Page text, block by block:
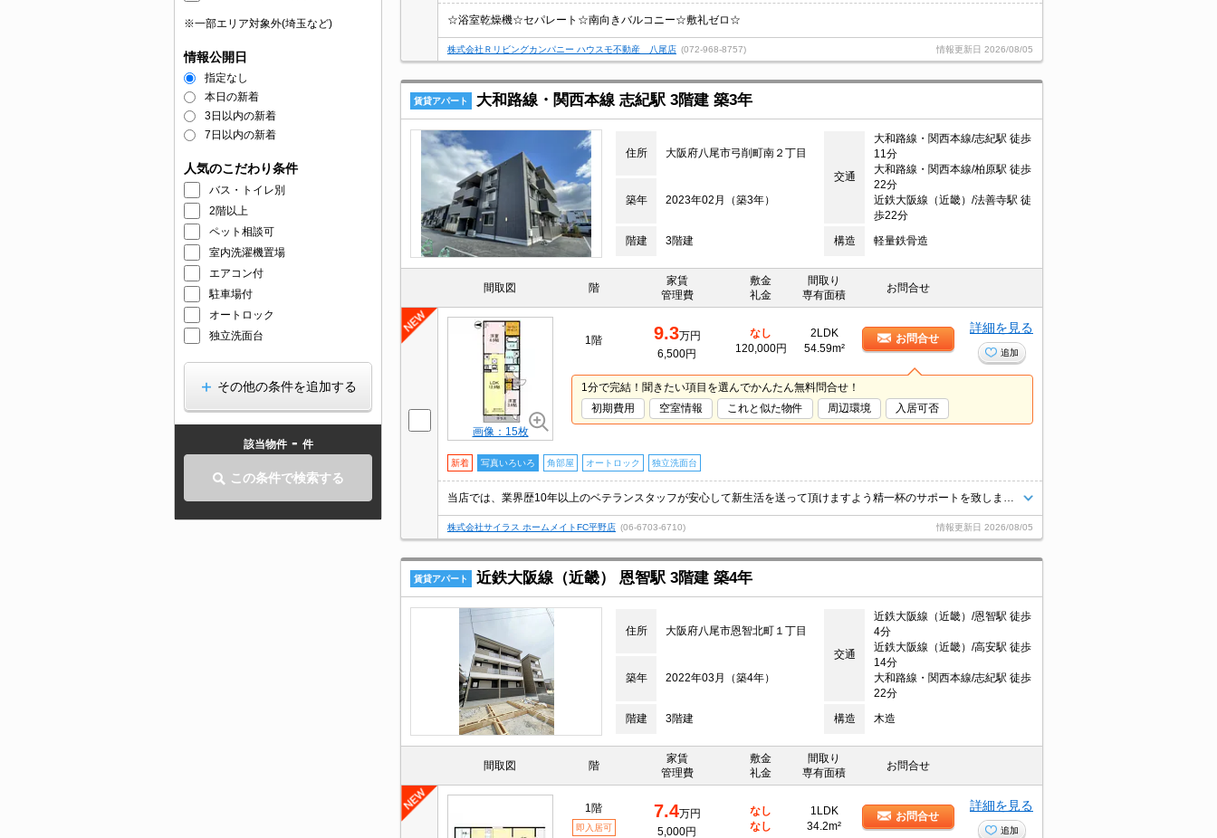
※一部エリア対象外(埼玉など)
情報公開日
指定なし
本日の新着
3日以内の新着
7日以内の新着
人気のこだわり条件
バス・トイレ別
2階以上
ペット相談可
室内洗濯機置場
エアコン付
駐車場付
オートロック
独立洗面台
その他の条件を追加する
該当物件 - 件
この条件で検索する
☆浴室乾燥機☆セパレート☆南向きバルコニー☆敷礼ゼロ☆
株式会社Ｒリビングカンパニー ハウスモ不動産 八尾店 (072-968-8757) 情報更新日 2026/08/05
賃貸アパート 大和路線・関西本線 志紀駅 3階建 築3年
住所 大阪府八尾市弓削町南２丁目
交通
大和路線・関西本線/志紀駅 徒歩
11分
大和路線・関西本線/柏原駅 徒歩
22分
近鉄大阪線（近畿）/法善寺駅 徒
歩22分
築年 2023年02月（築3年）
階建 3階建 構造 軽量鉄骨造
間取図 階
家賃
管理費
敷金
礼金
間取り
専有面積
お問合せ
画像：15枚
1階 9.3万円
6,500円
なし
120,000円
2LDK
54.59m²
お問合せ
詳細を見る
追加
1分で完結！聞きたい項目を選んでかんたん無料問合せ！
初期費用
空室情報 これと似た物件 周辺環境 入居可否
新着 写真いろいろ 角部屋 オートロック 独立洗面台
株式会社サイラス ホームメイトFC平野店 (06-6703-6710) 情報更新日 2026/08/05
賃貸アパート 近鉄大阪線（近畿） 恩智駅 3階建 築4年
住所 大阪府八尾市恩智北町１丁目
交通
近鉄大阪線（近畿）/恩智駅 徒歩
4分
近鉄大阪線（近畿）/高安駅 徒歩
14分
大和路線・関西本線/志紀駅 徒歩
22分
築年 2022年03月（築4年）
階建 3階建 構造 木造
間取図 階
家賃
管理費
敷金
礼金
間取り
専有面積
お問合せ
1階
即入居可
7.4万円
5,000円
なし
なし
1LDK
34.2m²
お問合せ
詳細を見る
追加